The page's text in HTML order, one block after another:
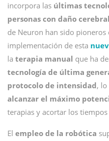
incorpora las últimas
personas con daño
de Neuron han sido pioneros
implementación de esta
la terapia manual que ha
tecnología de última
protocolo de intensidad,
alcanzar el máximo
terapias y acortar los
El empleo de la robótica